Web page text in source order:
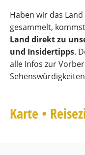
Haben wir das
gesammelt,
Land direkt zu
und Insidertipps.
alle Infos zur
Karte •